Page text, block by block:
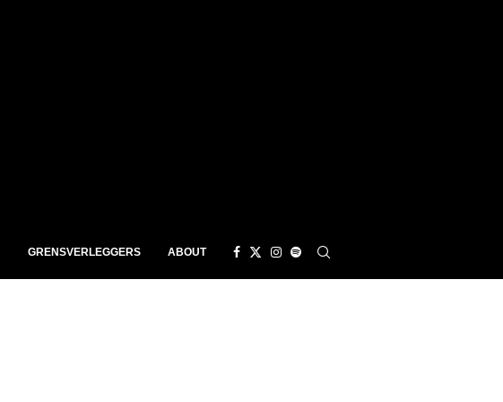
GRENSVERLEGGERS ABOUT